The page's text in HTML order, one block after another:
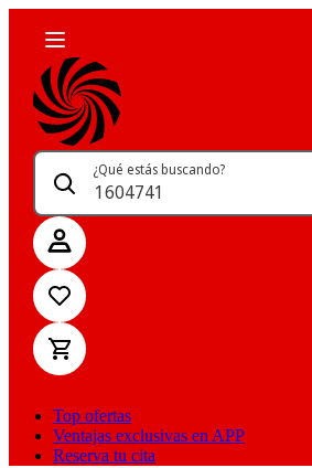
¿Qué estás buscando?
Top ofertas
Ventajas exclusivas en APP
Reserva tu cita